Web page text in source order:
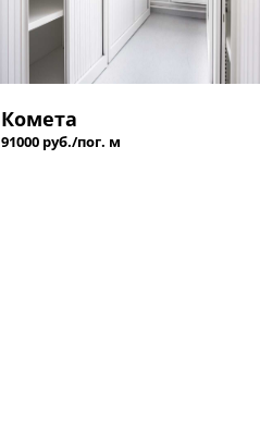
Комета
91000 руб./пог. м